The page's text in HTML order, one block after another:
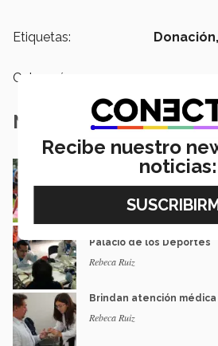
Etiquetas: Donación,
Categoría:
Notas Relacionadas
Superan obstáculos y
Rebeca Ruiz| Campus Ciudad de
Palacio de los Deportes
Rebeca Ruiz
Brindan atención
Rebeca Ruiz
Recibe nuestro
noticias: